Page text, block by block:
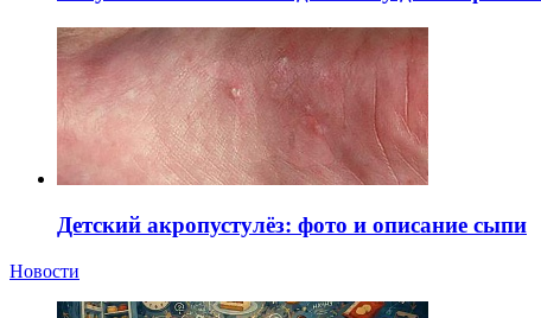
Детский акропустулёз: фото и описание сыпи
Новости